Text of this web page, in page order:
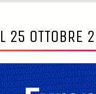
25 OTTOBRE